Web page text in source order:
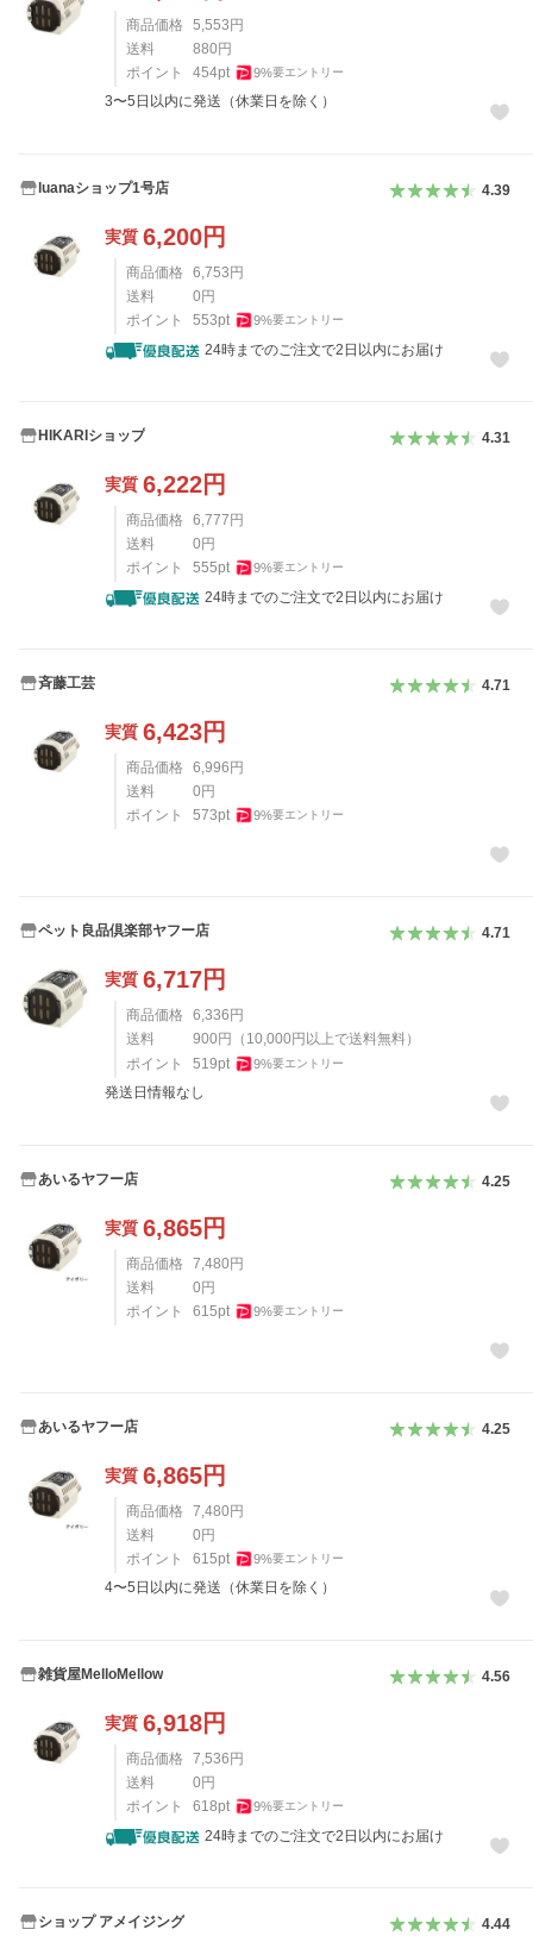
商品価格 5,553 円
送料
880 円
ポイント
454pt 9%要エントリー
3〜5日以内に発送（休業日を除く）
luanaショップ1号店 4.39
実質 6,200円
商品価格 6,753 円
送料
0 円
ポイント
553pt 9%要エントリー
24時までのご注文で2日以内にお届け
HIKARIショップ 4.31
実質 6,222円
商品価格 6,777 円
送料
0 円
ポイント
555pt 9%要エントリー
24時までのご注文で2日以内にお届け
斉藤工芸 4.71
実質 6,423円
商品価格 6,996 円
送料
0 円
ポイント
573pt 9%要エントリー
ペット良品倶楽部ヤフー店 4.71
実質 6,717円
商品価格 6,336 円
送料
900 円 （ 10,000 円以上で送料無料）
ポイント
519pt 9%要エントリー
発送日情報なし
あいるヤフー店 4.25
実質 6,865円
商品価格 7,480 円
送料
0 円
ポイント
615pt 9%要エントリー
あいるヤフー店 4.25
実質 6,865円
商品価格 7,480 円
送料
0 円
ポイント
615pt 9%要エントリー
4〜5日以内に発送（休業日を除く）
雑貨屋MelloMellow 4.56
実質 6,918円
商品価格 7,536 円
送料
0 円
ポイント
618pt 9%要エントリー
24時までのご注文で2日以内にお届け
ショップ アメイジング 4.44